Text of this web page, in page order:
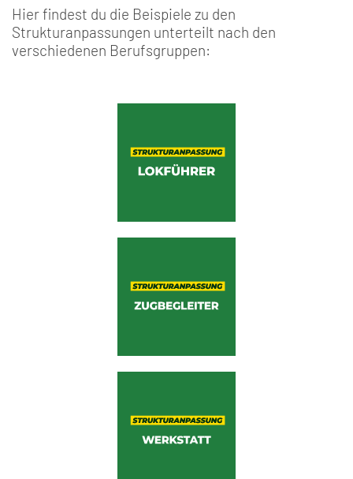
Hier findest du die Beispiele zu den
Strukturanpassungen unterteilt nach den
verschiedenen Berufsgruppen: